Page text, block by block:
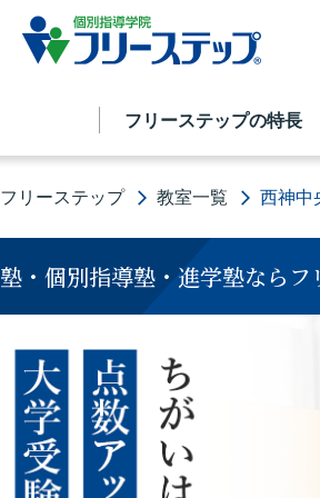
フリーステップの特長
フリーステップ 教室一覧 西神中
塾・個別指導塾・進学塾ならフ